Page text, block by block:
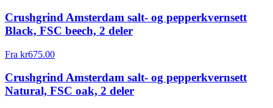
Crushgrind Amsterdam salt- og pepperkvernsett
Black, FSC beech, 2 deler
Fra kr675.00
Crushgrind Amsterdam salt- og pepperkvernsett
Natural, FSC oak, 2 deler